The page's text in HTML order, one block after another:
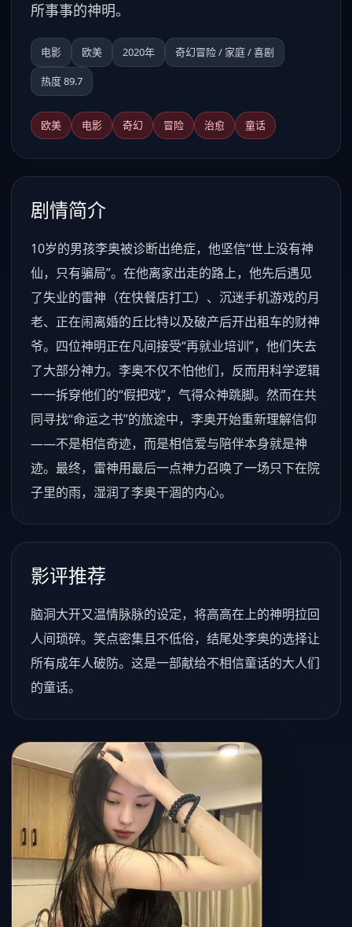
所事事的神明。
电影 欧美 2020年 奇幻冒险 / 家庭 / 喜剧
热度 89.7
欧美 电影 奇幻 冒险 治愈 童话
剧情简介
10岁的男孩李奥被诊断出绝症，他坚信“世上没有神
仙，只有骗局”。在他离家出走的路上，他先后遇见
了失业的雷神（在快餐店打工）、沉迷手机游戏的月
老、正在闹离婚的丘比特以及破产后开出租车的财神
爷。四位神明正在凡间接受“再就业培训”，他们失去
了大部分神力。李奥不仅不怕他们，反而用科学逻辑
一一拆穿他们的“假把戏”，气得众神跳脚。然而在共
同寻找“命运之书”的旅途中，李奥开始重新理解信仰
——不是相信奇迹，而是相信爱与陪伴本身就是神
迹。最终，雷神用最后一点神力召唤了一场只下在院
子里的雨，湿润了李奥干涸的内心。
影评推荐
脑洞大开又温情脉脉的设定，将高高在上的神明拉回
人间琐碎。笑点密集且不低俗，结尾处李奥的选择让
所有成年人破防。这是一部献给不相信童话的大人们
的童话。